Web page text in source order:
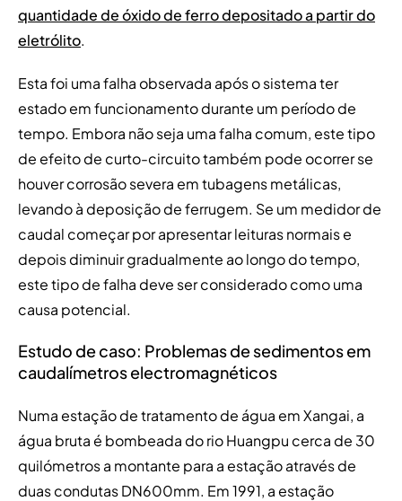
quantidade de óxido de ferro depositado a partir do
eletrólito.
Esta foi uma falha observada após o sistema ter
estado em funcionamento durante um período de
tempo. Embora não seja uma falha comum, este tipo
de efeito de curto-circuito também pode ocorrer se
houver corrosão severa em tubagens metálicas,
levando à deposição de ferrugem. Se um medidor de
caudal começar por apresentar leituras normais e
depois diminuir gradualmente ao longo do tempo,
este tipo de falha deve ser considerado como uma
causa potencial.
Estudo de caso: Problemas de sedimentos em
caudalímetros electromagnéticos
Numa estação de tratamento de água em Xangai, a
água bruta é bombeada do rio Huangpu cerca de 30
quilómetros a montante para a estação através de
duas condutas DN600mm. Em 1991, a estação